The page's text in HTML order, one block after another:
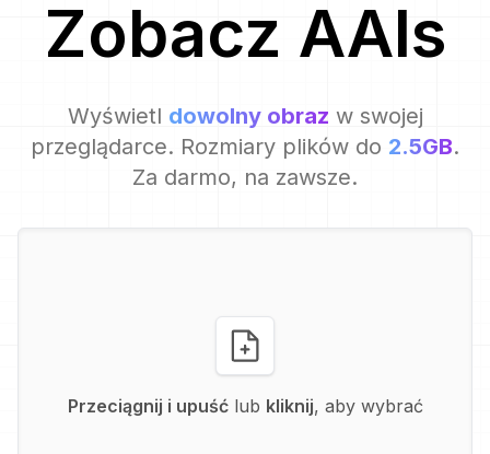
Zobacz AAIs
Wyświetl dowolny obraz w swojej
przeglądarce. Rozmiary plików do 2.5GB.
Za darmo, na zawsze.
Przeciągnij i upuść lub kliknij, aby wybrać